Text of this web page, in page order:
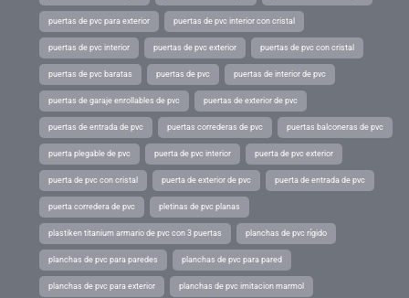
puertas de pvc para exterior puertas de pvc interior con cristal
puertas de pvc interior puertas de pvc exterior puertas de pvc con cristal
puertas de pvc baratas puertas de pvc puertas de interior de pvc
puertas de garaje enrollables de pvc puertas de exterior de pvc
puertas de entrada de pvc puertas correderas de pvc puertas balconeras de pvc
puerta plegable de pvc puerta de pvc interior puerta de pvc exterior
puerta de pvc con cristal puerta de exterior de pvc puerta de entrada de pvc
puerta corredera de pvc pletinas de pvc planas
plastiken titanium armario de pvc con 3 puertas planchas de pvc rígido
planchas de pvc para paredes planchas de pvc para pared
planchas de pvc para exterior planchas de pvc imitacion marmol